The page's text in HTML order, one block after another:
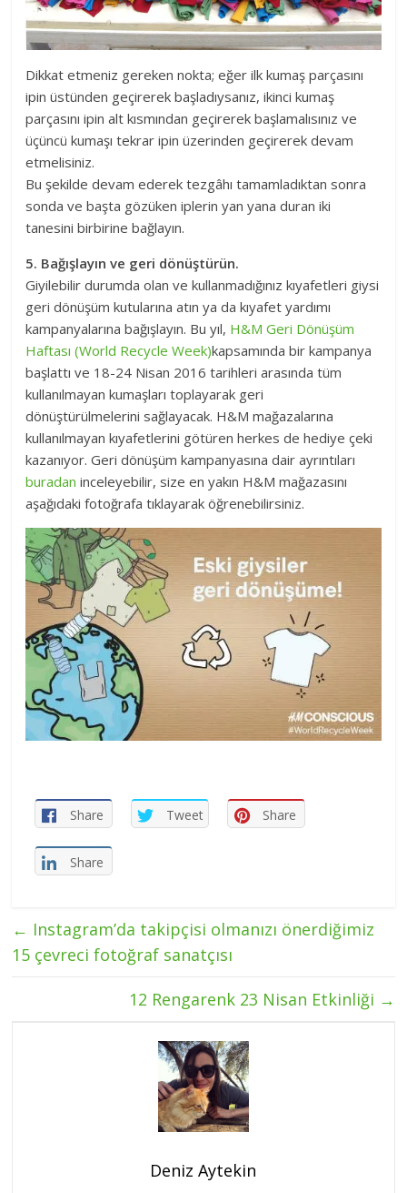
Dikkat etmeniz gereken nokta; eğer ilk kumaş parçasını
ipin üstünden geçirerek başladıysanız, ikinci kumaş
parçasını ipin alt kısmından geçirerek başlamalısınız ve
üçüncü kumaşı tekrar ipin üzerinden geçirerek devam
etmelisiniz.
Bu şekilde devam ederek tezgâhı tamamladıktan sonra
sonda ve başta gözüken iplerin yan yana duran iki
tanesini birbirine bağlayın.
5. Bağışlayın ve geri dönüştürün.
Giyilebilir durumda olan ve kullanmadığınız kıyafetleri giysi
geri dönüşüm kutularına atın ya da kıyafet yardımı
kampanyalarına bağışlayın. Bu yıl, H&M Geri Dönüşüm
Haftası (World Recycle Week)kapsamında bir kampanya
başlattı ve 18-24 Nisan 2016 tarihleri arasında tüm
kullanılmayan kumaşları toplayarak geri
dönüştürülmelerini sağlayacak. H&M mağazalarına
kullanılmayan kıyafetlerini götüren herkes de hediye çeki
kazanıyor. Geri dönüşüm kampanyasına dair ayrıntıları
buradan inceleyebilir, size en yakın H&M mağazasını
aşağıdaki fotoğrafa tıklayarak öğrenebilirsiniz.
Share Tweet Share
Share
← Instagram’da takipçisi olmanızı önerdiğimiz
15 çevreci fotoğraf sanatçısı
12 Rengarenk 23 Nisan Etkinliği →
Deniz Aytekin